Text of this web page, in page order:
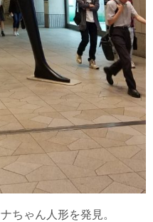
ちゃん人形を発見。